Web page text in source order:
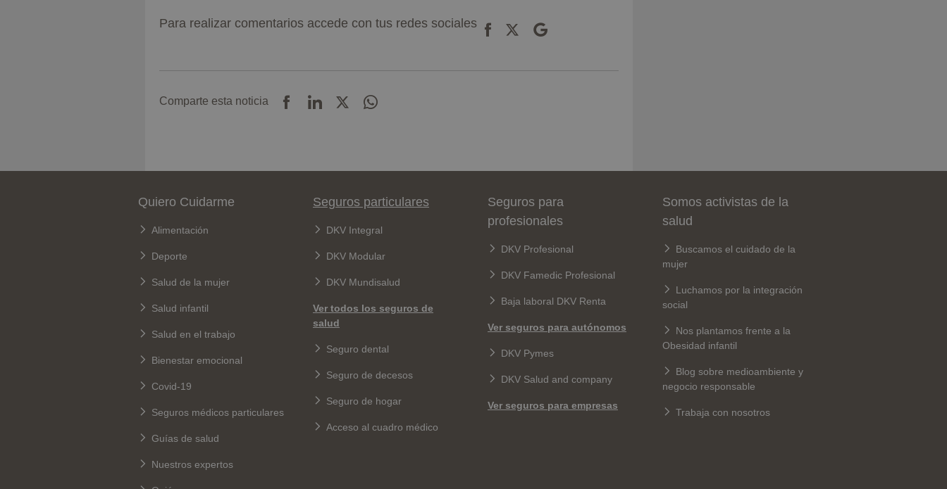
Para realizar comentarios accede con tus redes sociales
Comparte esta noticia
Pie de página
Quiero Cuidarme
Alimentación
Deporte
Salud de la mujer
Salud infantil
Salud en el trabajo
Bienestar emocional
Covid-19
Seguros médicos particulares
Guías de salud
Nuestros expertos
Seguros particulares
DKV Integral
DKV Modular
DKV Mundisalud
Ver todos los seguros de
salud
Seguro dental
Seguro de decesos
Seguro de hogar
Acceso al cuadro médico
Seguros para
profesionales
DKV Profesional
DKV Famedic Profesional
Baja laboral DKV Renta
Ver seguros para autónomos
DKV Pymes
DKV Salud and company
Ver seguros para empresas
Somos activistas de la
salud
Buscamos el cuidado de la
mujer
Luchamos por la integración
social
Nos plantamos frente a la
Obesidad infantil
Blog sobre medioambiente y
negocio responsable
Trabaja con nosotros